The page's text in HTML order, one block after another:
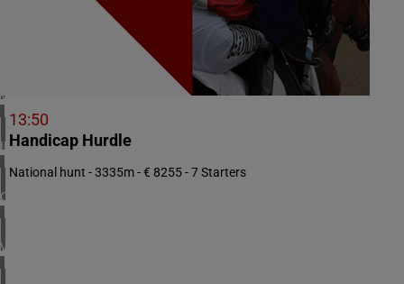
VERENIGD KONINKRIJK
4 meeting(s)
IERLAND
1 meeting(s)
CHILI
1 meeting(s)
VERENIGDE STATEN
3 meeting(s)
13:50
Handicap Hurdle
National hunt - 3335m - € 8255 - 7 Starters